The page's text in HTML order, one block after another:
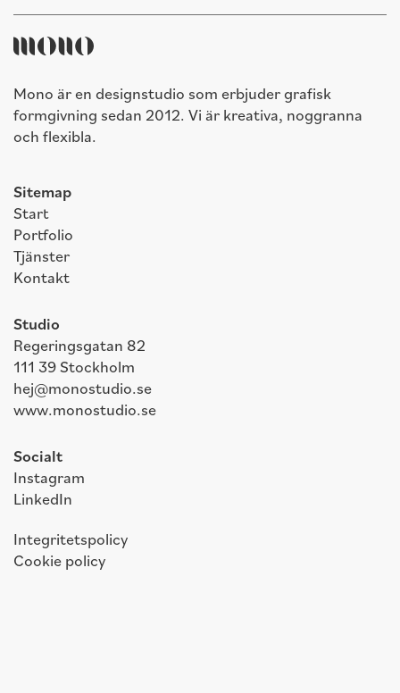
Mono är en designstudio som erbjuder grafisk
formgivning sedan 2012. Vi är kreativa, noggranna
och flexibla.
Sitemap
Start
Portfolio
Tjänster
Kontakt
Studio
Regeringsgatan 82
111 39 Stockholm
hej@monostudio.se
www.monostudio.se
Socialt
Instagram
LinkedIn
Integritetspolicy
Cookie policy